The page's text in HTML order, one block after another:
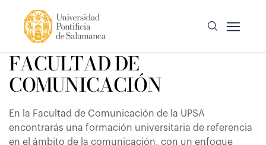
FACULTAD DE
COMUNICACIÓN
En la Facultad de Comunicación de la UPSA
encontrarás una formación universitaria de referencia
en el ámbito de la comunicación, con un enfoque